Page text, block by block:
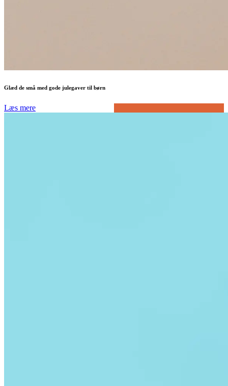
Glæd de små med gode julegaver til børn
Læs mere